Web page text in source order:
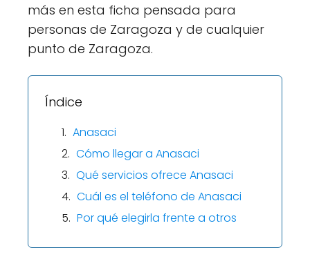
más en esta ficha pensada para
personas de Zaragoza y de cualquier
punto de Zaragoza.
Índice
Anasaci
Cómo llegar a Anasaci
Qué servicios ofrece Anasaci
Cuál es el teléfono de Anasaci
Por qué elegirla frente a otros